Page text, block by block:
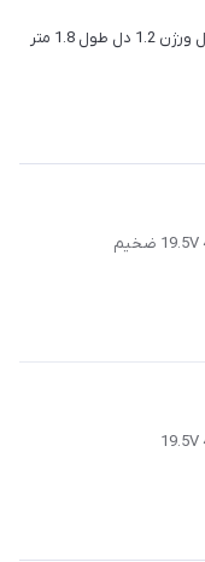
کابل DisplayPort اورجینال ورژن 1.2 دل طول 1.8 متر